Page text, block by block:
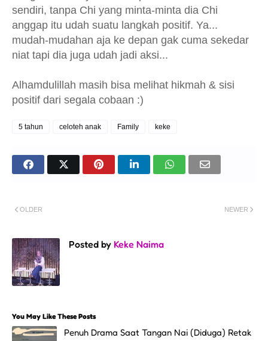
sendiri, tanpa Chi yang minta-minta dia Chi
anggap itu udah suatu langkah positif. Ya...
mudah-mudahan aja ke depan gak cuma sekedar
niat tapi dia juga udah jadi aksi...
Alhamdulillah masih bisa melihat hikmah & sisi
positif dari segala cobaan :)
5 tahun celoteh anak Family keke
NEWER
OLDER
Posted by Keke Naima
You May Like These Posts
Penuh Drama Saat Tangan Nai (Diduga) Retak